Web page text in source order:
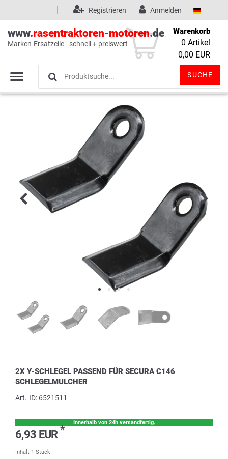
Wunschliste (0)
Anmelden
Registrieren
www.rasentraktoren-motoren.de
Marken-Ersatzeile - schnell + preiswert
SUCHE
Warenkorb
0 Artikel
0,00 EUR
2X Y-SCHLEGEL PASSEND FÜR SECURA C146
SCHLEGELMULCHER
Art.-ID: 6521511
Innerhalb von 24h versandfertig.
6,93 EUR*
Inhalt 1 Stück